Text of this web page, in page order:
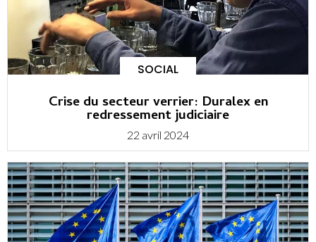
SOCIAL
Crise du secteur verrier: Duralex en
redressement judiciaire
22 avril 2024